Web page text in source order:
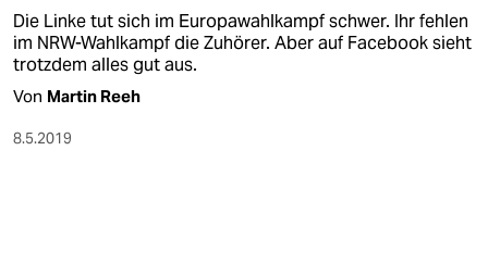
Die Linke tut sich im Europawahlkampf schwer. Ihr fehlen
im NRW-Wahlkampf die Zuhörer. Aber auf Facebook sieht
trotzdem alles gut aus.
Von Martin Reeh
8.5.2019